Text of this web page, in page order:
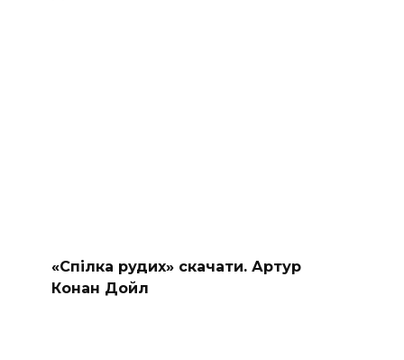
«Спілка рудих» скачати. Артур
Конан Дойл